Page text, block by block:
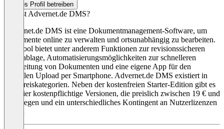
Dieses Profil betreiben
Was ist Advernet.de DMS?
Advernet.de DMS ist eine Dokumentmanagement-Software, um
Dokumente online zu verwalten und ortsunabhängig zu bearbeiten.
Das Tool bietet unter anderem Funktionen zur revisionssicheren
Belegablage, Automatisierungsmöglichkeiten zur schnelleren
Bearbeitung von Dokumenten und eine eigene App für den
schnellen Upload per Smartphone. Advernet.de DMS existiert in
fünf Preiskategorien. Neben der kostenfreien Starter-Edition gibt es
eine vier kostenpflichtige Versionen, die preislich zwischen 19 € und
79 € liegen und ein unterschiedliches Kontingent an Nutzerlizenzen
bieten.